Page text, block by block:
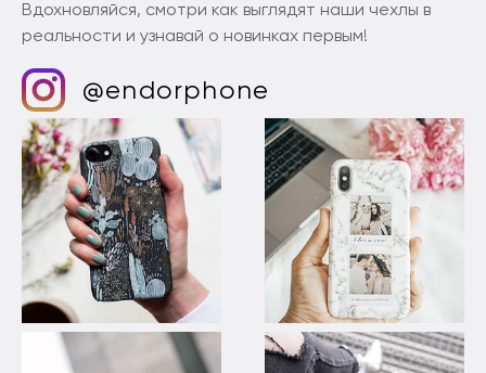
Вдохновляйся, смотри как выглядят наши чехлы в
реальности и узнавай о новинках первым!
@endorphone